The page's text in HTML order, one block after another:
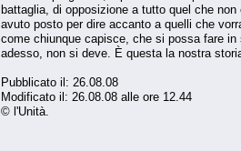
battaglia, di opposizione a tutto quel che
avuto posto per dire accanto a quelli che
come chiunque capisce, che si possa fare
adesso, non si deve. È questa la nostra
Pubblicato il: 26.08.08
Modificato il: 26.08.08 alle ore 12.44
© l'Unità.